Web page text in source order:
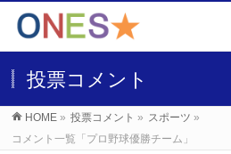
投票コメント
HOME » 投票コメント » スポーツ »
コメント一覧「プロ野球優勝チーム」